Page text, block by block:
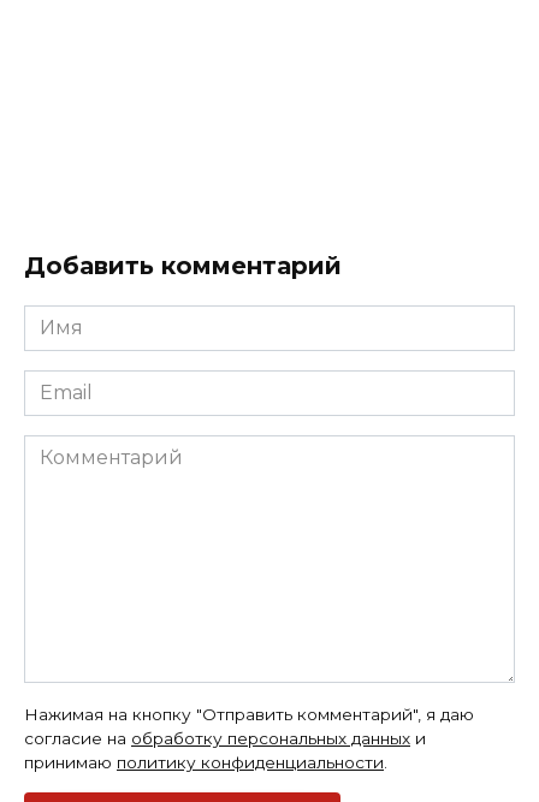
Добавить комментарий
Имя
*
Email
*
Комментарий
Нажимая на кнопку "Отправить комментарий", я даю
согласие на обработку персональных данных и
принимаю политику конфиденциальности